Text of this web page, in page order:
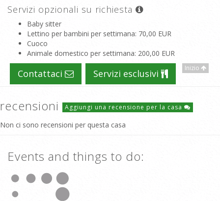
Servizi opzionali su richiesta
Baby sitter
Lettino per bambini per settimana: 70,00 EUR
Cuoco
Animale domestico per settimana: 200,00 EUR
Inizio
Contattaci Servizi esclusivi
recensioni Aggiungi una recensione per la casa
Non ci sono recensioni per questa casa
Events and things to do: